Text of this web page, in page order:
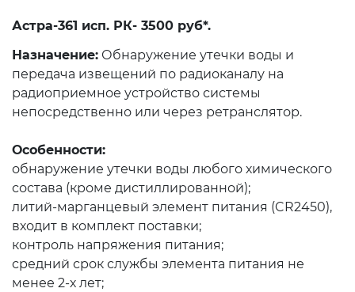
Астра-361 исп. РК- 3500 руб*.
Назначение: Обнаружение утечки воды и
передача извещений по радиоканалу на
радиоприемное устройство системы
непосредственно или через ретранслятор.
Особенности:
обнаружение утечки воды любого химического
состава (кроме дистиллированной);
литий-марганцевый элемент питания (CR2450),
входит в комплект поставки;
контроль напряжения питания;
средний срок службы элемента питания не
менее 2-х лет;